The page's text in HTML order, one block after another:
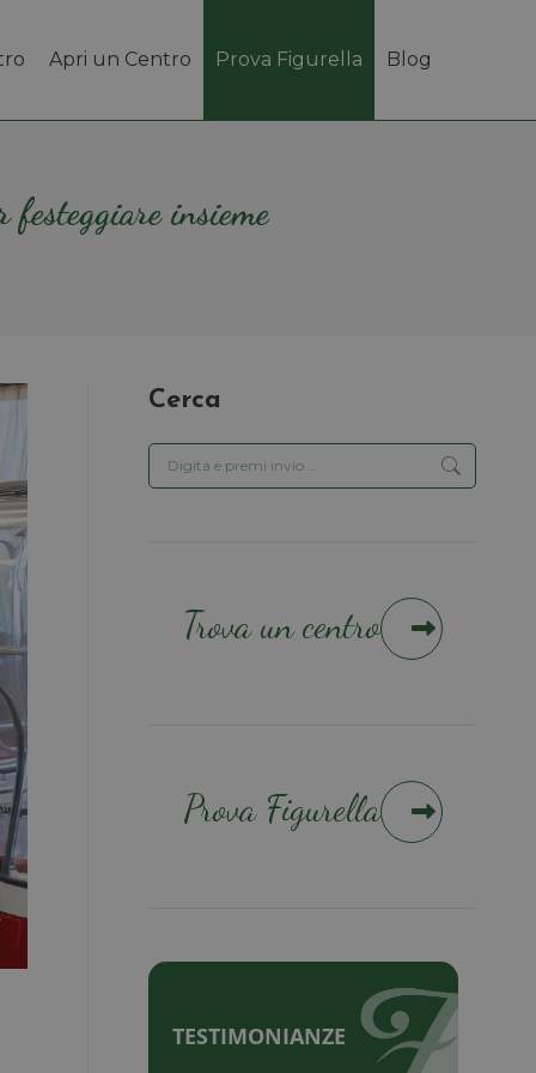
Apri un Centro Prova Figurella Blog
insieme
Cerca
Cerca:
Trova un centro
Prova Figurella
TESTIMONIANZE